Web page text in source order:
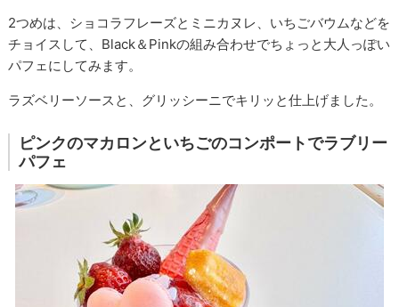
2つめは、ショコラフレーズとミニカヌレ、いちごバウムなどを
チョイスして、Black＆Pinkの組み合わせでちょっと大人っぽい
パフェにしてみます。
ラズベリーソースと、グリッシーニでキリッと仕上げました。
ピンクのマカロンといちごのコンポートでラブリー
パフェ